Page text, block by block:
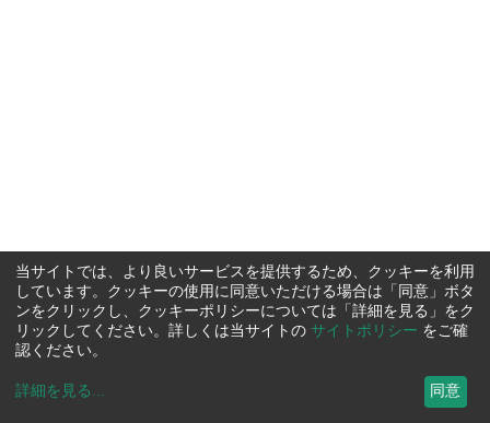
当サイトでは、より良いサービスを提供するため、クッキーを利用
しています。クッキーの使用に同意いただける場合は「同意」ボタ
ンをクリックし、クッキーポリシーについては「詳細を見る」をク
リックしてください。詳しくは当サイトの サイトポリシー をご確
認ください。
詳細を見る ... 同意